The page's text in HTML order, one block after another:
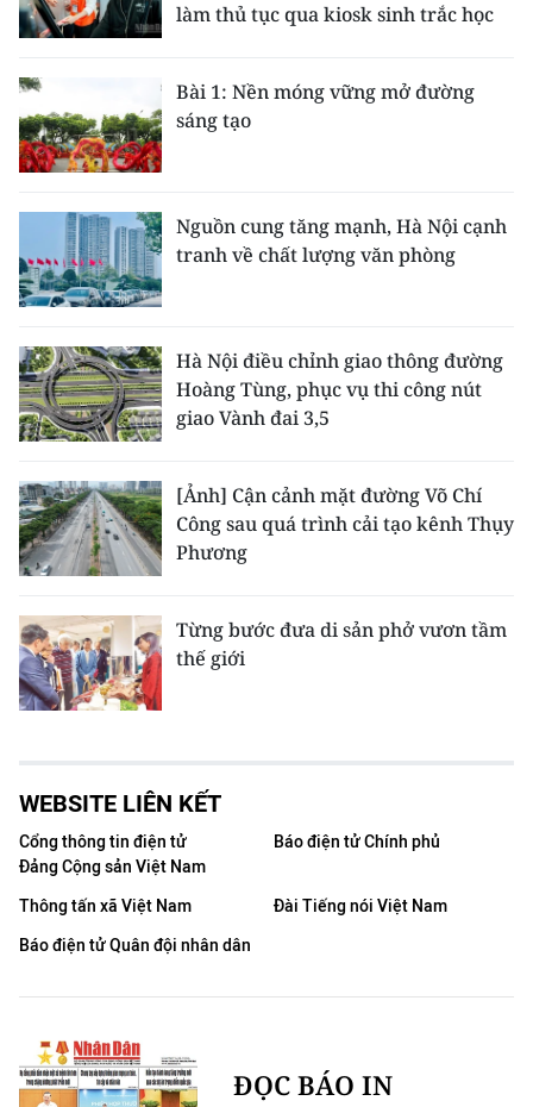
làm thủ tục qua kiosk sinh trắc học
Bài 1: Nền móng vững mở đường
sáng tạo
Nguồn cung tăng mạnh, Hà Nội cạnh
tranh về chất lượng văn phòng
Hà Nội điều chỉnh giao thông đường
Hoàng Tùng, phục vụ thi công nút
giao Vành đai 3,5
[Ảnh] Cận cảnh mặt đường Võ Chí
Công sau quá trình cải tạo kênh Thụy
Phương
Từng bước đưa di sản phở vươn tầm
thế giới
WEBSITE LIÊN KẾT
Cổng thông tin điện tử
Đảng Cộng sản Việt Nam
Báo điện tử Chính phủ
Thông tấn xã Việt Nam
Đài Tiếng nói Việt Nam
Báo điện tử Quân đội nhân dân
ĐỌC BÁO IN